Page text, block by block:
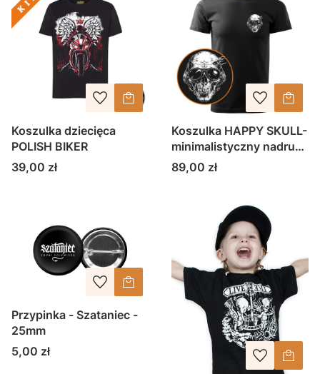
Koszulka dziecięca
POLISH BIKER
Cena
39,00 zł
Koszulka HAPPY SKULL-
minimalistyczny nadruk
męska dziecięca
Cena
89,00 zł
Przypinka - Szataniec -
25mm
Cena
5,00 zł